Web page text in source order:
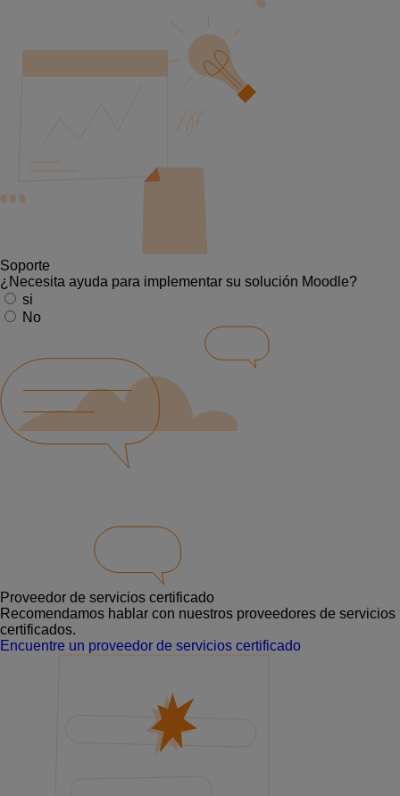
Soporte
¿Necesita ayuda para implementar su solución Moodle?
si
No
Proveedor de servicios certificado
Recomendamos hablar con nuestros proveedores de servicios
certificados.
Encuentre un proveedor de servicios certificado